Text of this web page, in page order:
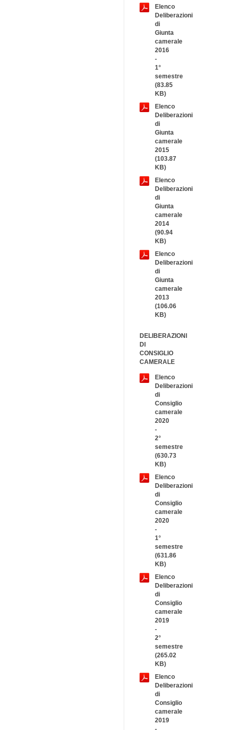
Elenco
Deliberazioni
di
Giunta
camerale
2016
-
1°
semestre
(83.85
KB)
Elenco
Deliberazioni
di
Giunta
camerale
2015
(103.87
KB)
Elenco
Deliberazioni
di
Giunta
camerale
2014
(90.94
KB)
Elenco
Deliberazioni
di
Giunta
camerale
2013
(106.06
KB)
DELIBERAZIONI
DI
CONSIGLIO
CAMERALE
Elenco
Deliberazioni
di
Consiglio
camerale
2020
-
2°
semestre
(630.73
KB)
Elenco
Deliberazioni
di
Consiglio
camerale
2020
-
1°
semestre
(631.86
KB)
Elenco
Deliberazioni
di
Consiglio
camerale
2019
-
2°
semestre
(265.02
KB)
Elenco
Deliberazioni
di
Consiglio
camerale
2019